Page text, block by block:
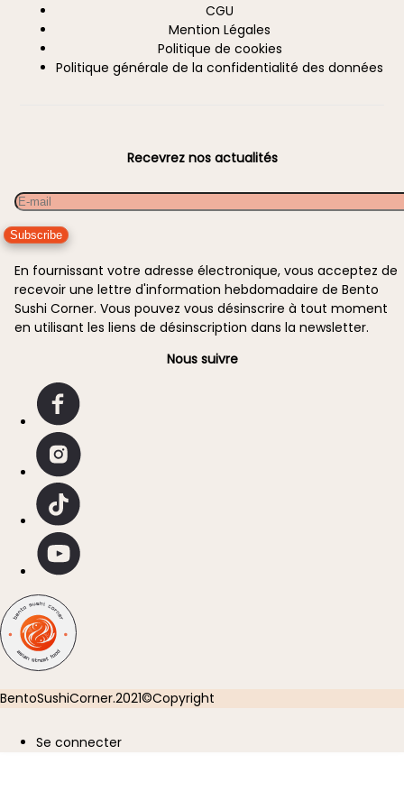
Information
CGU
Mention Légales
Politique de cookies
Politique générale de la confidentialité des données
Recevrez nos actualités
Email
En fournissant votre adresse électronique, vous acceptez de
recevoir une lettre d'information hebdomadaire de Bento
Sushi Corner. Vous pouvez vous désinscrire à tout moment
en utilisant les liens de désinscription dans la newsletter.
Nous suivre
BentoSushiCorner.2021©Copyright
Se connecter